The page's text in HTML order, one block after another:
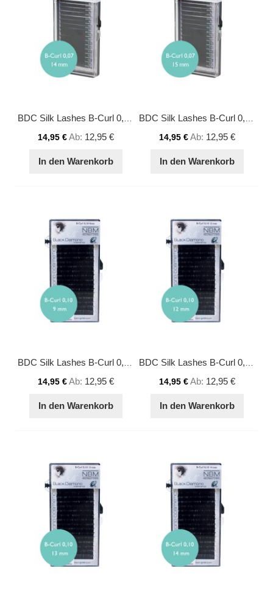
14,95 €Ab 12,95 €
In den Warenkorb
14,95 €Ab 12,95 €
In den Warenkorb
14,95 €Ab 12,95 €
In den Warenkorb
14,95 €Ab 12,95 €
In den Warenkorb